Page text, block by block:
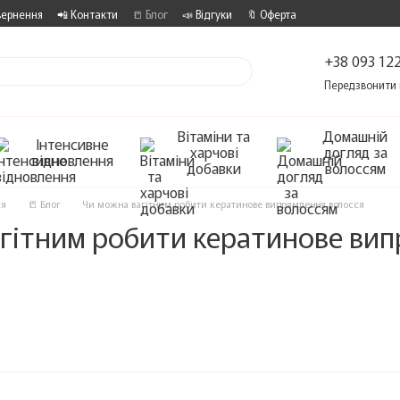
📲 Контакти 📒 Блог 📣 Відгуки 🔖 Оферта
+38 093
Передзвонити
Інтенсивне
відновлення
Вітаміни та
харчові
добавки
Домашній
догляд за
волоссям
📒 Блог Чи можна вагітним робити кератинове випрямлення волосся
робити кератинове